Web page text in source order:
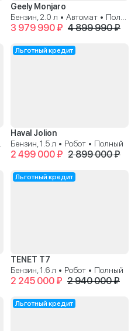
Geely Monjaro
3 979 990 ₽ 4 899 990 ₽
Льготный кредит
Haval Jolion
Бензин, 1.5 л • Робот • Полный
2 499 000 ₽ 2 899 000 ₽
Льготный кредит
TENET T7
Бензин, 1.6 л • Робот • Полный
2 245 000 ₽ 2 940 000 ₽
Льготный кредит